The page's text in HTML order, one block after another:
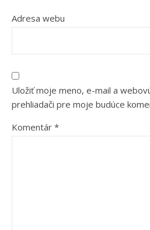
Adresa webu
Uložiť moje meno, e-mail a
prehliadači pre moje budúce
Komentár *